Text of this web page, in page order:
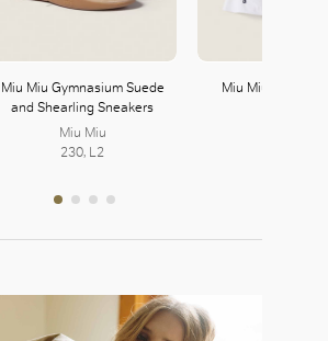
Miu Miu Gymnasium Suede
and Shearling Sneakers
Miu Miu
230, L2
Miu Miu Poplin